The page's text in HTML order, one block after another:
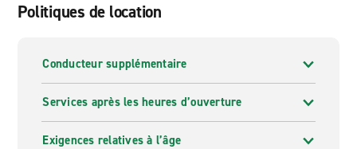
Politiques de location
Conducteur supplémentaire
Services après les heures d’ouverture
Exigences relatives à l’âge